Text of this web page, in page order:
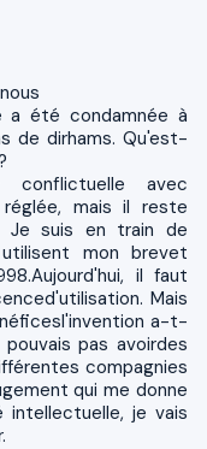
a été condamnée à
de dirhams. Qu'est-
avec
mais il reste
Je suis en train de
mon brevet
il faut
Mais
a-t-
pas avoirdes
compagnies
qui me donne
intellectuelle, je vais